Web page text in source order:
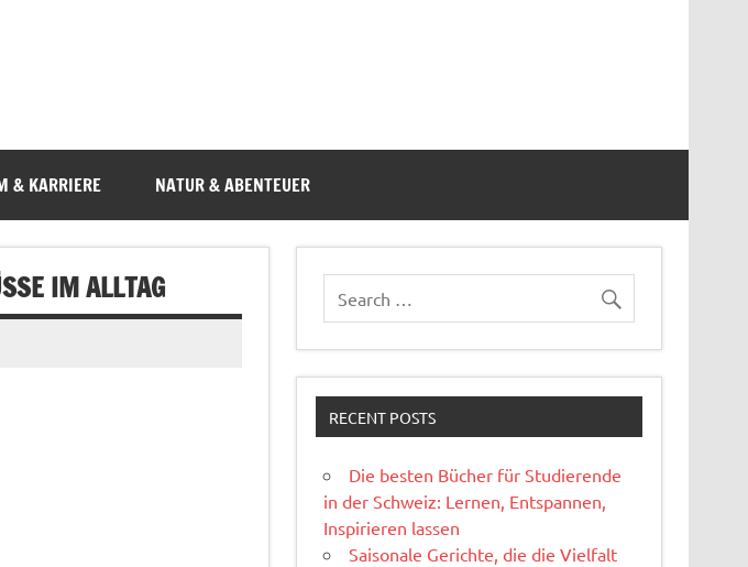
& KARRIERE NATUR & ABENTEUER
IM ALLTAG
RECENT POSTS
Die besten Bücher für Studierende
in der Schweiz: Lernen, Entspannen,
Inspirieren lassen
Saisonale Gerichte, die die Vielfalt